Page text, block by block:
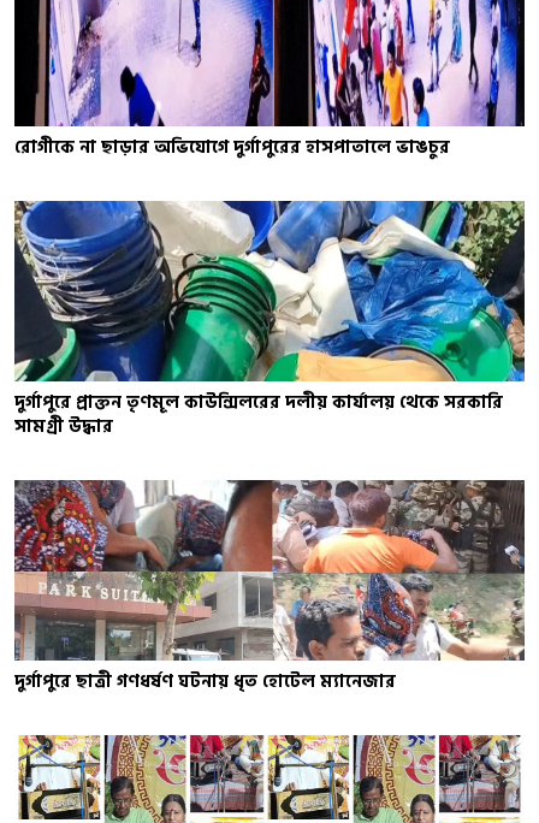
রোগীকে না ছাড়ার অভিযোগে দুর্গাপুরের হাসপাতালে ভাঙচুর
দুর্গাপুরে প্রাক্তন তৃণমূল কাউন্সিলরের দলীয় কার্যালয় থেকে সরকারি
সামগ্রী উদ্ধার
দুর্গাপুরে ছাত্রী গণধর্ষণ ঘটনায় ধৃত হোটেল ম্যানেজার